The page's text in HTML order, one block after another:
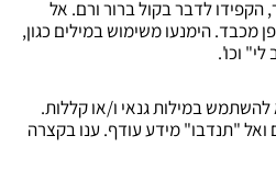
הקפידו לדבר בקול ברור ורם. אל
מכבד. הימנעו משימוש במילים כגון,
וכו'.
במילות גנאי ו/או קללות.
"תנדבו" מידע עודף. ענו בקצרה